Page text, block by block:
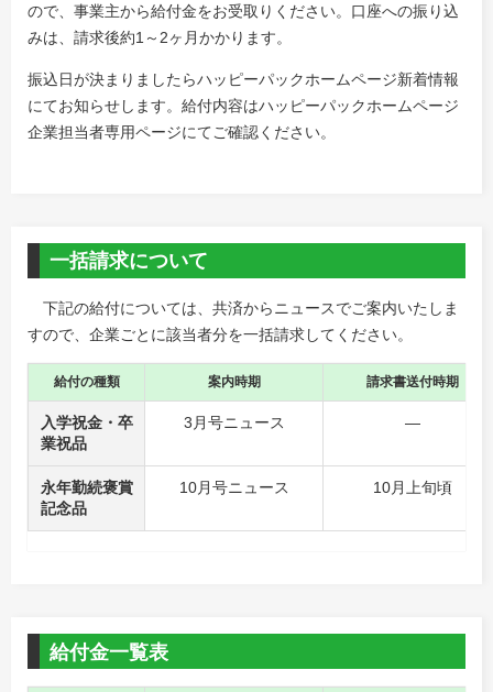
ので、事業主から給付金をお受取りください。口座への振り込
みは、請求後約1～2ヶ月かかります。
振込日が決まりましたらハッピーパックホームページ新着情報
にてお知らせします。給付内容はハッピーパックホームページ
企業担当者専用ページにてご確認ください。
一括請求について
下記の給付については、共済からニュースでご案内いたしま
すので、企業ごとに該当者分を一括請求してください。
給付の種類 案内時期 請求書送付時期
入学祝金・卒
業祝品
3月号ニュース ―
永年勤続褒賞
記念品
10月号ニュース 10月上旬頃
給付金一覧表